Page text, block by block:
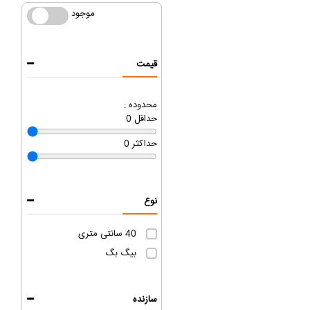
موجود موجود
قیمت
محدوده :
0 حداقل
0 حداکثر
نوع
40 سانتی متری
بیگ بگ
سازنده